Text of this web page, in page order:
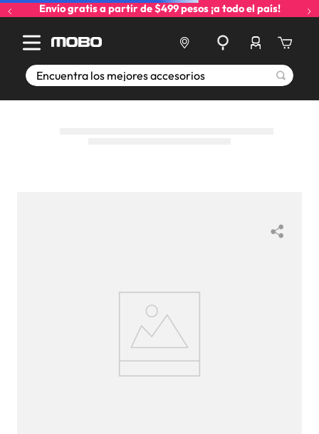
Envío gratis a partir de $499 pesos ¡a todo el país!
Encuentra los mejores accesorios